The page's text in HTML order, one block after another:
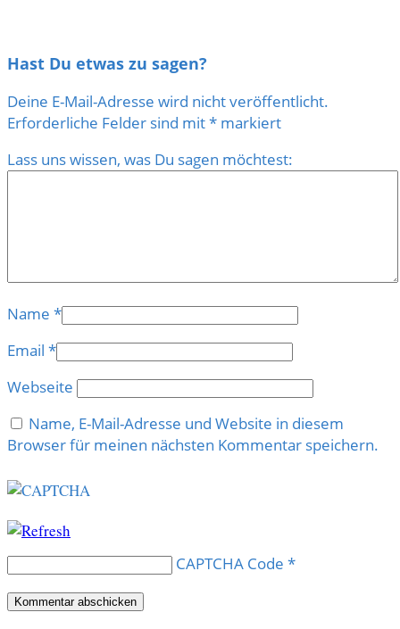
Hast Du etwas zu sagen?
Deine E-Mail-Adresse wird nicht veröffentlicht.
Erforderliche Felder sind mit* markiert
Lass uns wissen, was Du sagen möchtest:
Name *
Email *
Webseite
Name, E-Mail-Adresse und Website in diesem
Browser für meinen nächsten Kommentar speichern.
CAPTCHA Code *